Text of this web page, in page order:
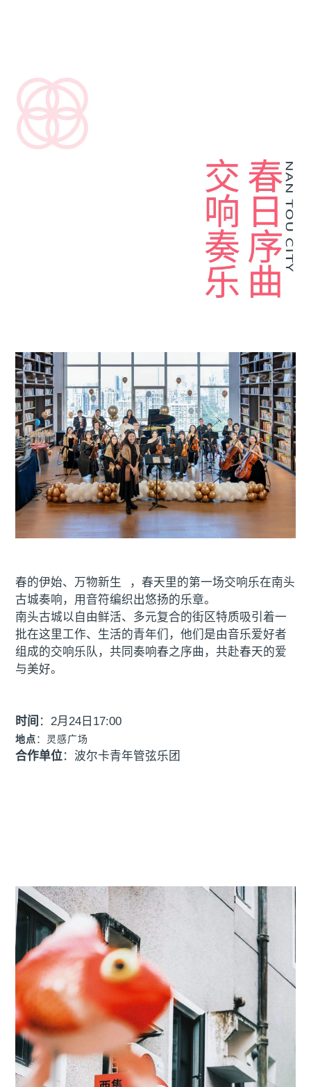
春的伊始、 万物新生
，春天里的第一场交响乐在南头
古城奏响，用音符编织出悠扬的乐章。
南头古城以自由鲜活、多元复合的街区特质吸引着一
批在这里工作、生活的青年们，他们是由音乐爱好者
组成的交响乐队，共同奏响春之序曲，共赴春天的爱
与美好。
时间 ：2月24日17:00
地点 ： 灵感广场
合作单位：波尔卡青年管弦乐团